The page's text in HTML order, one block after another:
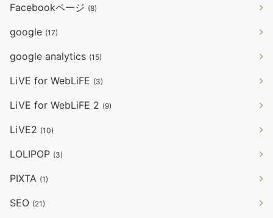
Facebookページ (8)
google (17)
google analytics (15)
LiVE for WebLiFE (3)
LiVE for WebLiFE 2 (9)
LiVE2 (10)
LOLIPOP (3)
PIXTA (1)
SEO (21)